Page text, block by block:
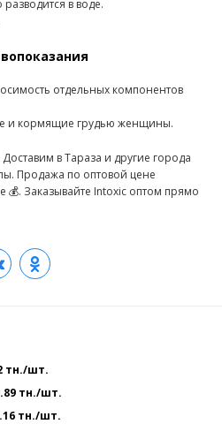
в воде.
отдельных компонентов
и кормящие грудью женщины.
в Тараза и другие города
Продажа по оптовой цене
💰. Заказывайте Intoxic оптом прямо
тн./шт.
тн./шт.
тн./шт.